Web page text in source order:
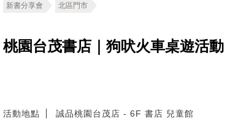
新書分享會 北區門市
桃園台茂書店｜狗吠火車桌遊活動
活動地點
誠品桃園台茂店 - 6F 書店 兒童館